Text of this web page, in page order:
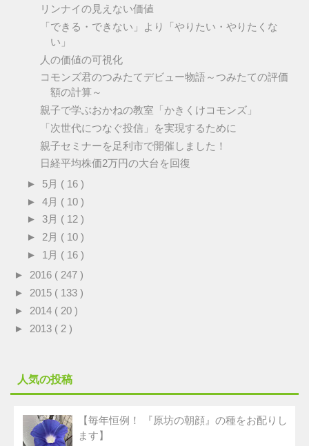
リンナイの見えない価値
「できる・できない」より「やりたい・やりたくな
い」
人の価値の可視化
コモンズ君のつみたてデビュー物語～つみたての評価
額の計算～
親子で学ぶおかねの教室「かきくけコモンズ」
「次世代につなぐ投信」を実現するために
親子セミナーを足利市で開催しました！
日経平均株価2万円の大台を回復
► 5月 ( 16 )
► 4月 ( 10 )
► 3月 ( 12 )
► 2月 ( 10 )
► 1月 ( 16 )
► 2016 ( 247 )
► 2015 ( 133 )
► 2014 ( 20 )
► 2013 ( 2 )
人気の投稿
【毎年恒例！ 『原坊の朝顔』の種をお配りし
ます】